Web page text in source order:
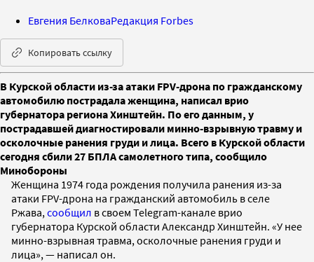
Евгения БелковаРедакция Forbes
Копировать ссылку
В Курской области из-за атаки FPV-дрона по гражданскому
автомобилю пострадала женщина, написал врио
губернатора региона Хинштейн. По его данным, у
пострадавшей диагностировали минно-взрывную травму и
осколочные ранения груди и лица. Всего в Курской области
сегодня сбили 27 БПЛА самолетного типа, сообщило
Минобороны
Женщина 1974 года рождения получила ранения из-за
атаки FPV-дрона на гражданский автомобиль в селе
Ржава, сообщил в своем Telegram-канале врио
губернатора Курской области Александр Хинштейн. «У нее
минно-взрывная травма, осколочные ранения груди и
лица», — написал он.